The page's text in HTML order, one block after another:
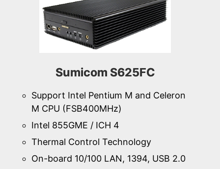
Sumicom S625FC
Support Intel Pentium M and Celeron
M CPU (FSB400MHz)
Intel 855GME / ICH 4
Thermal Control Technology
On-board 10/100 LAN, 1394, USB 2.0